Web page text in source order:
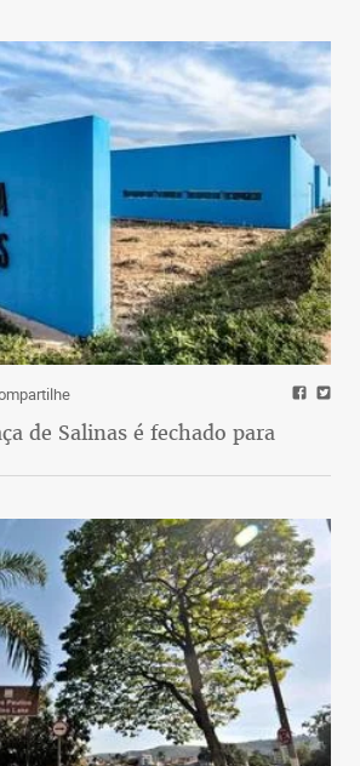
de Salinas é fechado para